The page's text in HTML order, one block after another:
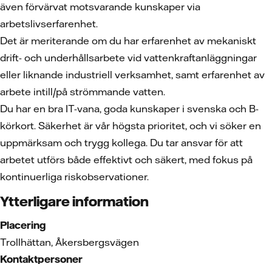
även förvärvat motsvarande kunskaper via
arbetslivserfarenhet.
Det är meriterande om du har erfarenhet av mekaniskt
drift- och underhållsarbete vid vattenkraftanläggningar
eller liknande industriell verksamhet, samt erfarenhet av
arbete intill/på strömmande vatten.
Du har en bra IT-vana, goda kunskaper i svenska och B-
körkort. Säkerhet är vår högsta prioritet, och vi söker en
uppmärksam och trygg kollega. Du tar ansvar för att
arbetet utförs både effektivt och säkert, med fokus på
kontinuerliga riskobservationer.
Ytterligare information
Placering
Trollhättan, Åkersbergsvägen
Kontaktpersoner